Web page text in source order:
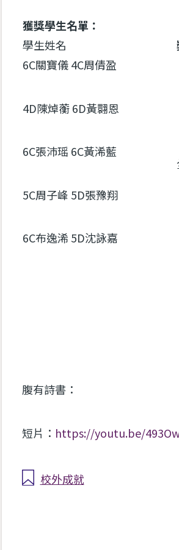
獲獎學生名單：
學生姓名
6C關寶儀 4C周倩盈
4D陳焯蘅 6D黃翾恩
6C張沛瑶 6C黃浠藍
5C周子峰 5D張豫翔
6C布逸浠 5D沈詠嘉
腹有詩書：
短片： https://youtu.be/
校外成就